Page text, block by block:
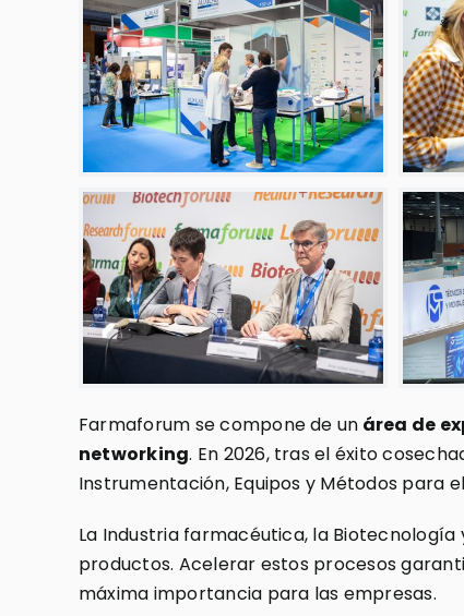
Farmaforum se compone de un área de
networking. En 2026, tras el éxito
Instrumentación, Equipos y Métodos para
La Industria farmacéutica, la
productos. Acelerar estos procesos
máxima importancia para las empresas.